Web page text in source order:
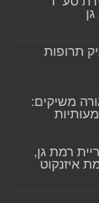
תרופות
משיקים:
רמת גן,
איזנקוט